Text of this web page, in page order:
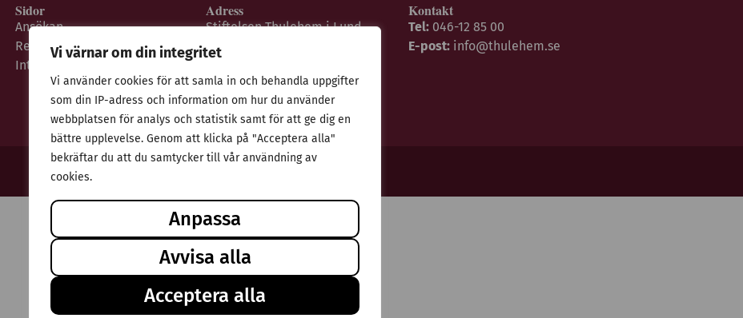
Vi värnar om din integritet
Vi använder cookies för att samla in och behandla uppgifter
som din IP-adress och information om hur du använder
webbplatsen för analys och statistik samt för att ge dig en
bättre upplevelse. Genom att klicka på "Acceptera alla"
bekräftar du att du samtycker till vår användning av
cookies.
Anpassa
Avvisa alla
Acceptera alla
Sidor
Ansökan
Restaurangen
Integritetspolicy
Adress
Stiftelsen Thulehem i Lund
Thulehemsvägen 40
Kontakt
Tel: 046-12 85 00
E-post: info@thulehem.se
© Stiftelsen Thulehem 2025